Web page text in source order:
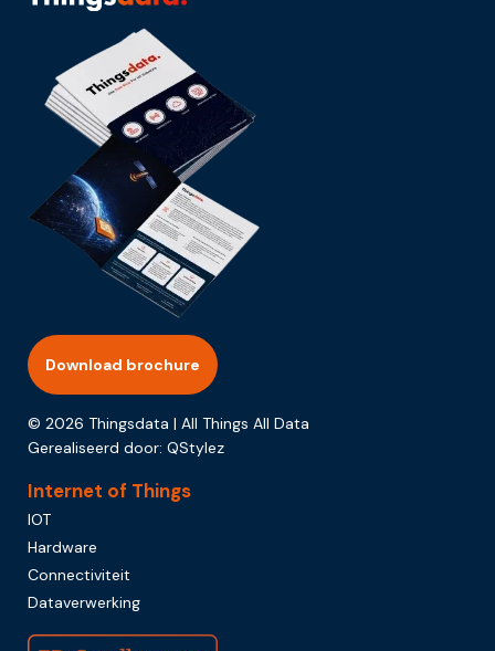
Download brochure
© 2026 Thingsdata | All Things All Data
Gerealiseerd door: QStylez
Internet of Things
IOT
Hardware
Connectiviteit
Dataverwerking